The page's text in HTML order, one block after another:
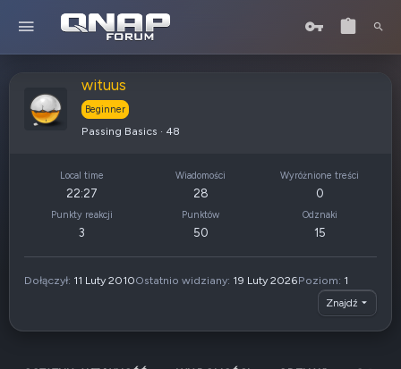
wituus
Beginner
Passing Basics · 48
Local time
22:27
Wiadomości
28
Wyróżnione treści
0
Punkty reakcji
3
Punktów
50
Odznaki
15
Dołączył 11 Luty 2010Ostatnio widziany 19 Luty 2026Poziom 1
Znajdź